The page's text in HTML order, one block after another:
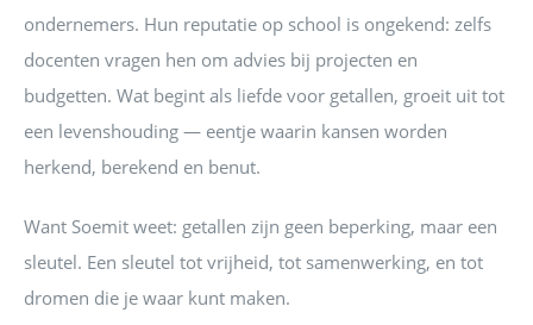
ondernemers. Hun reputatie op school is ongekend: zelfs
docenten vragen hen om advies bij projecten en
budgetten. Wat begint als liefde voor getallen, groeit uit tot
een levenshouding — eentje waarin kansen worden
herkend, berekend en benut.
Want Soemit weet: getallen zijn geen beperking, maar een
sleutel. Een sleutel tot vrijheid, tot samenwerking, en tot
dromen die je waar kunt maken.